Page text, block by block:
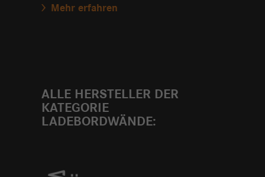
Mehr erfahren
ALLE HERSTELLER DER
KATEGORIE
LADEBORDWÄNDE: